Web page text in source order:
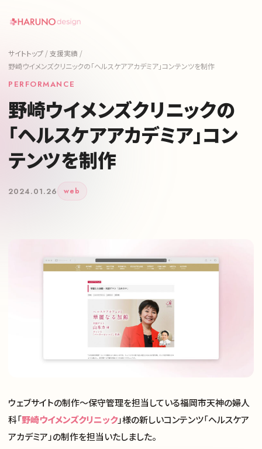
PERFORMANCE
野崎ウイメンズクリニックの
「ヘルスケアアカデミア」コン
テンツを制作
2024.01.26 web
サイトトップ /支援実績 /
野崎ウイメンズクリニックの「ヘルスケアアカデミア」コンテンツを制作
ウェブサイトの制作〜保守管理を担当している福岡市天神の婦人
科「野崎ウイメンズクリニック」様の新しいコンテンツ「ヘルスケア
アカデミア」の制作を担当いたしました。